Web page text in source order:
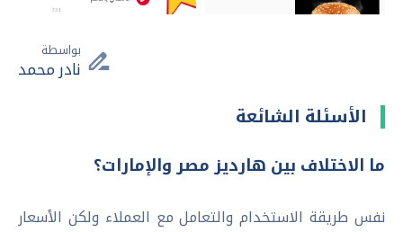
بواسطة
نادر محمد
الأسئلة الشائعة
ما الاختلاف بين هارديز مصر والإمارات؟
نفس طريقة الاستخدام والتعامل مع العملاء ولكن الأسعار